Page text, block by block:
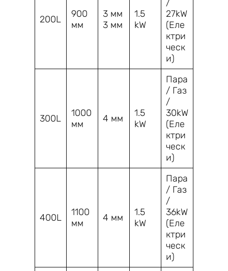
200L
900
мм
3 мм
3 мм
1.5
kW
/
27kW
(Еле
ктри
ческ
и)
300L
1000
мм
4 мм
1.5
kW
Пара
/ Газ
/
30kW
(Еле
ктри
ческ
и)
400L
1100
мм
4 мм
1.5
kW
Пара
/ Газ
/
36kW
(Еле
ктри
ческ
и)